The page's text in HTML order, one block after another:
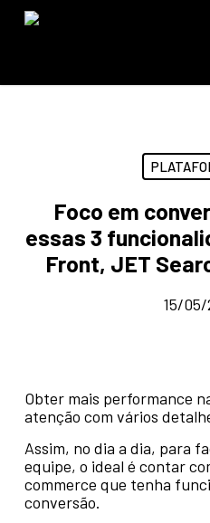
Skip
Foco em
essas 3
Front, JET
15/
Obter mais performance
atenção com vários
Assim, no dia a dia, para
equipe, o ideal é contar
commerce que tenha
conversão.